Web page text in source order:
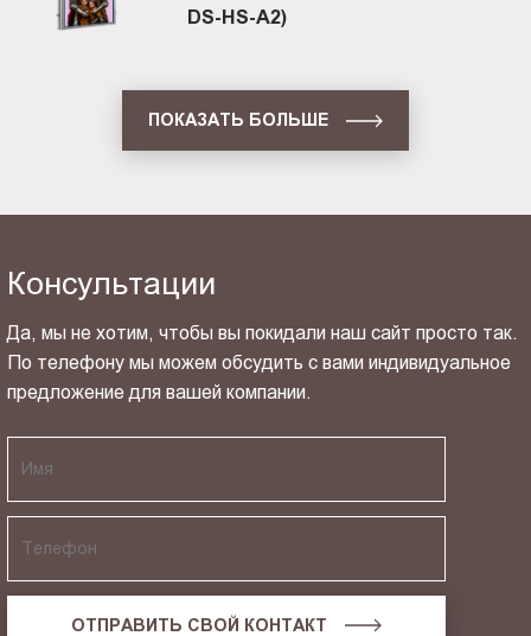
DS-HS-A2)
ПОКАЗАТЬ БОЛЬШЕ
Консультации
Да, мы не хотим, чтобы вы покидали наш сайт просто так.
По телефону мы можем обсудить с вами индивидуальное
предложение для вашей компании.
ОТПРАВИТЬ СВОЙ КОНТАКТ